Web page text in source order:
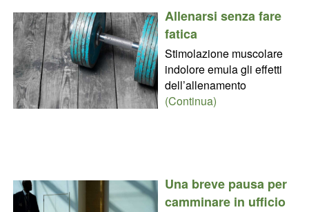
Allenarsi senza fare
fatica
Stimolazione muscolare
indolore emula gli effetti
dell’allenamento
(Continua)
Una breve pausa per
camminare in ufficio